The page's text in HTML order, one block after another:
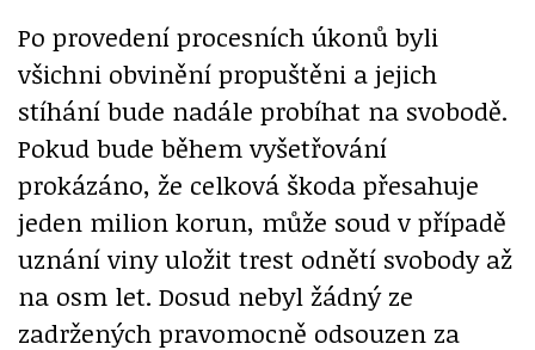
Po provedení procesních úkonů byli
všichni obvinění propuštěni a jejich
stíhání bude nadále probíhat na svobodě.
Pokud bude během vyšetřování
prokázáno, že celková škoda přesahuje
jeden milion korun, může soud v případě
uznání viny uložit trest odnětí svobody až
na osm let. Dosud nebyl žádný ze
zadržených pravomocně odsouzen za